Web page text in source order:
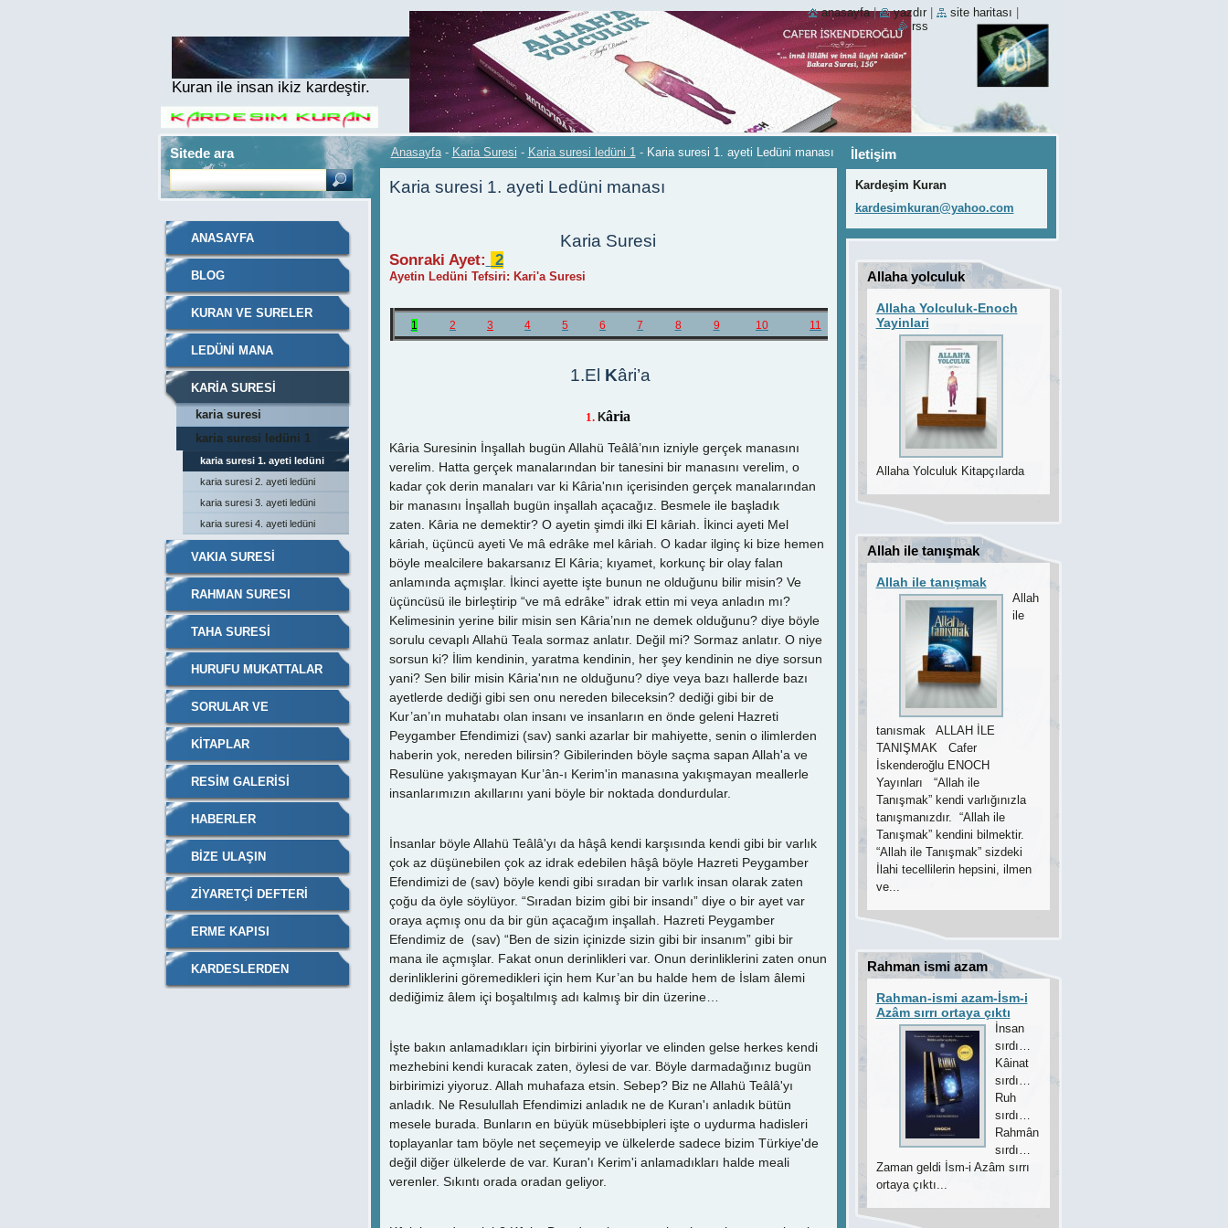
Kuran ile insan ikiz kardeştir.
Anasayfa - Karia Suresi - Karia suresi ledüni 1 - Karia suresi 1. ayeti Ledüni manası
Karia suresi 1. ayeti Ledüni manası
Karia Suresi
Sonraki Ayet: 2
Ayetin Ledüni Tefsiri: Kari'a Suresi
1 2 3 4 5 6 7 8 9 10 11
1.El Kâri’a
1. Kâria
Kâria Suresinin İnşallah bugün Allahü Teâlâ’nın izniyle gerçek manasını
verelim. Hatta gerçek manalarından bir tanesini bir manasını verelim, o
kadar çok derin manaları var ki Kâria'nın içerisinden gerçek manalarından
bir manasını İnşallah bugün inşallah açacağız. Besmele ile başladık
zaten. Kâria ne demektir? O ayetin şimdi ilki El kâriah. İkinci ayeti Mel
kâriah, üçüncü ayeti Ve mâ edrâke mel kâriah. O kadar ilginç ki bize hemen
böyle mealcilere bakarsanız El Kâria; kıyamet, korkunç bir olay falan
anlamında açmışlar. İkinci ayette işte bunun ne olduğunu bilir misin? Ve
üçüncüsü ile birleştirip “ve mâ edrâke” idrak ettin mi veya anladın mı?
Kelimesinin yerine bilir misin sen Kâria’nın ne demek olduğunu? diye böyle
sorulu cevaplı Allahü Teala sormaz anlatır. Değil mi? Sormaz anlatır. O niye
sorsun ki? İlim kendinin, yaratma kendinin, her şey kendinin ne diye sorsun
yani? Sen bilir misin Kâria'nın ne olduğunu? diye veya bazı hallerde bazı
ayetlerde dediği gibi sen onu nereden bileceksin? dediği gibi bir de
Kur’an’ın muhatabı olan insanı ve insanların en önde geleni Hazreti
Peygamber Efendimizi (sav) sanki azarlar bir mahiyette, senin o ilimlerden
haberin yok, nereden bilirsin? Gibilerinden böyle saçma sapan Allah'a ve
Resulüne yakışmayan Kur’ân-ı Kerim'in manasına yakışmayan meallerle
insanlarımızın akıllarını yani böyle bir noktada dondurdular.
İnsanlar böyle Allahü Teâlâ'yı da hâşâ kendi karşısında kendi gibi bir varlık
çok az düşünebilen çok az idrak edebilen hâşâ böyle Hazreti Peygamber
Efendimizi de (sav) böyle kendi gibi sıradan bir varlık insan olarak zaten
çoğu da öyle söylüyor. “Sıradan bizim gibi bir insandı” diye o bir ayet var
oraya açmış onu da bir gün açacağım inşallah. Hazreti Peygamber
Efendimiz de (sav) “Ben de sizin içinizde sizin gibi bir insanım” gibi bir
mana ile açmışlar. Fakat onun derinlikleri var. Onun derinliklerini zaten onun
derinliklerini göremedikleri için hem Kur’an bu halde hem de İslam âlemi
dediğimiz âlem içi boşaltılmış adı kalmış bir din üzerine…
İşte bakın anlamadıkları için birbirini yiyorlar ve elinden gelse herkes kendi
mezhebini kendi kuracak zaten, öylesi de var. Böyle darmadağınız bugün
birbirimizi yiyoruz. Allah muhafaza etsin. Sebep? Biz ne Allahü Teâlâ'yı
anladık. Ne Resulullah Efendimizi anladık ne de Kuran'ı anladık bütün
mesele burada. Bunların en büyük müsebbipleri işte o uydurma hadisleri
toplayanlar tam böyle net seçemeyip ve ülkelerde sadece bizim Türkiye'de
değil diğer ülkelerde de var. Kuran'ı Kerim'i anlamadıkları halde meali
verenler. Sıkıntı orada oradan geliyor.
ANASAYFA
BLOG
KURAN VE SURELER
LEDÜNI MANA
KARIA SURESI
karia suresi
kuranı_kerim meali ve
tefsiri
karia suresi ledüni 1
karia suresi 1. ayeti ledüni
manası
karia suresi 2. ayeti ledüni
manası
karia suresi 3. ayeti ledüni
manası
karia suresi 4. ayeti ledüni
VAKIA SURESİ
RAHMAN SURESI
TAHA SURESI
HURUFU MUKATTALAR
SORULAR VE
CEVAPLARI
KITAPLAR
RESIM GALERISI
HABERLER
BIZE ULAŞIN
ZIYARETÇI DEFTERI
ERME KAPISI
KARDESLERDEN
İletişim
Kardeşim Kuran
kardesim kuran@yahoo.com
Allaha yolculuk
Allaha Yolculuk-Enoch
Yayinlari
Allaha Yolculuk Kitapçılarda
Allah ile tanışmak
Allah ile tanışmak
Allah
ile
tanısmak ALLAH İLE
TANIŞMAK Cafer
İskenderoğlu ENOCH
Yayınları “Allah ile
Tanışmak” kendi varlığınızla
tanışmanızdır. “Allah ile
Tanışmak” kendini bilmektir.
“Allah ile Tanışmak” sizdeki
İlahi tecellilerin hepsini, ilmen
ve...
Rahman ismi azam
Rahman-ismi azam-İsm-i
Azâm sırrı ortaya çıktı
İnsan
sırdı…
Kâinat
sırdı…
Ruh
sırdı…
Rahmân
sırdı…
Zaman geldi İsm-i Azâm sırrı
ortaya çıktı...
Sitede ara
anasayfa | yazdır site haritası
rss